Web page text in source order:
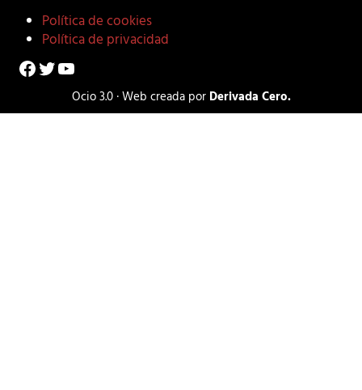
Política de cookies
Política de privacidad
Facebook
Twitter
YouTube
Ocio 3.0 · Web creada por Derivada Cero.